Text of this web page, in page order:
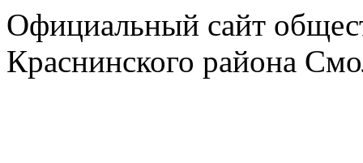
Официальный сайт
Краснинского района